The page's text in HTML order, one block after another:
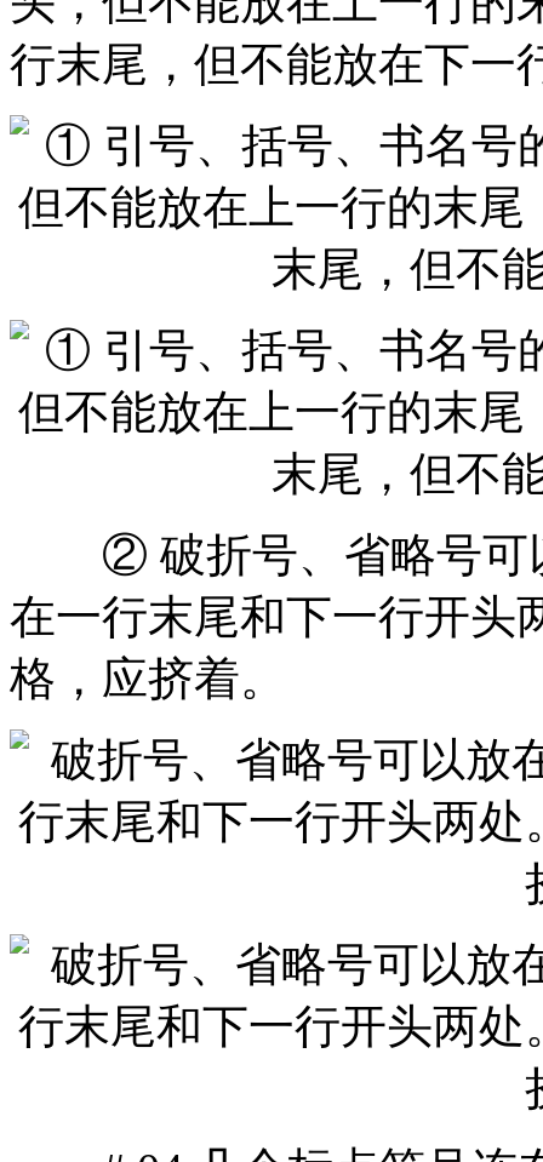
行末尾，但不能放在下一
② 破折号、省略号可
在一行末尾和下一行开头
格，应挤着。